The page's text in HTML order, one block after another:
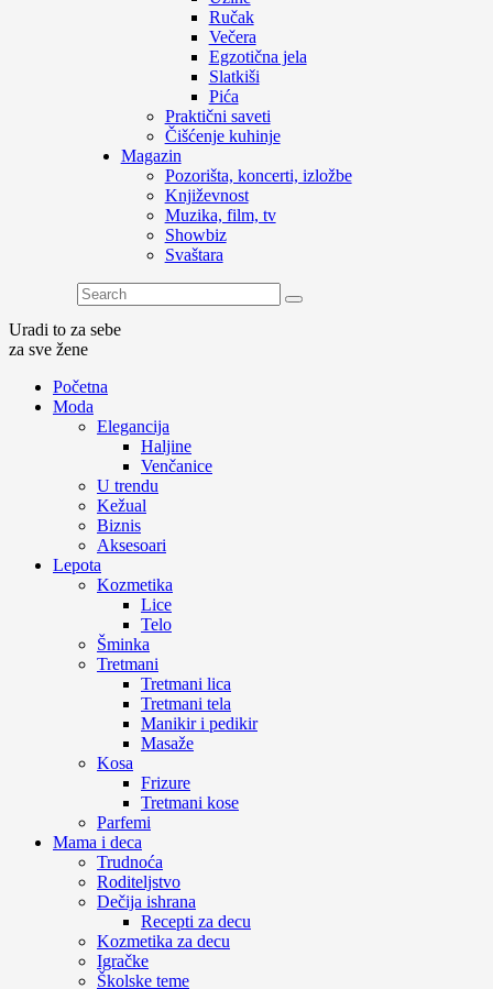
Ručak
Večera
Egzotična jela
Slatkiši
Pića
Praktični saveti
Čišćenje kuhinje
Magazin
Pozorišta, koncerti, izložbe
Književnost
Muzika, film, tv
Showbiz
Svaštara
Uradi to za sebe
za sve žene
Početna
Moda
Elegancija
Haljine
Venčanice
U trendu
Kežual
Biznis
Aksesoari
Lepota
Kozmetika
Lice
Telo
Šminka
Tretmani
Tretmani lica
Tretmani tela
Manikir i pedikir
Masaže
Kosa
Frizure
Tretmani kose
Parfemi
Mama i deca
Trudnoća
Roditeljstvo
Dečija ishrana
Recepti za decu
Kozmetika za decu
Igračke
Školske teme